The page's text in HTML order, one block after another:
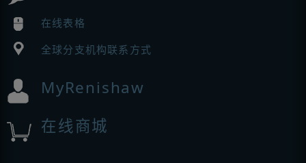
在线表格
全球分支机构联系方式
MyRenishaw
在线商城